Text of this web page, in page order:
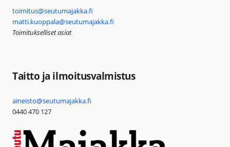
toimitus@seutumajakka.fi
matti.kuoppala@seutumajakka.fi
Toimitukselliset asiat
Taitto ja ilmoitusvalmistus
aineisto@seutumajakka.fi
0440 470 127